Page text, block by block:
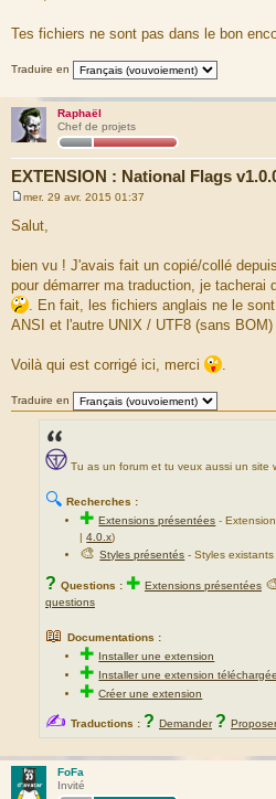
g
Tes fichiers ne sont pas dans le bon
Traduire en
Raphaël
Chef de projets
EXTENSION : National Flags
e
s
g
e
mer. 29 avr. 2015 01:37
Salut,
bien vu ! J'avais fait un copié/collé
pour démarrer ma traduction, je tacherai
. En fait, les fichiers anglais ne le
ANSI et l'autre UNIX / UTF8 (sans BOM)
Voilà qui est corrigé ici, merci .
Traduire en
Tu as un forum et tu veux aussi un site
🔍 Recherches :
✚Extensions présentées -
|4.0.x)
🎨Styles présentés - Styles existants
? Questions : ✚ Extensions présentées
questions
📖 Documentations :
✚ Installer une extension
✚ Installer une extension
✚Créer une extension
✍ Traductions : ? Demander ? Proposer
FoFa
Invité